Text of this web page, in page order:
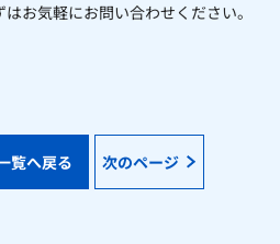
はお気軽にお問い合わせください。
覧へ戻る 次のページ